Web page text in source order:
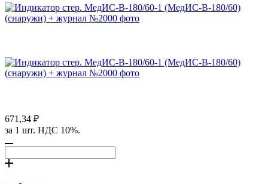
671,34 ₽
за 1 шт. НДС 10%.